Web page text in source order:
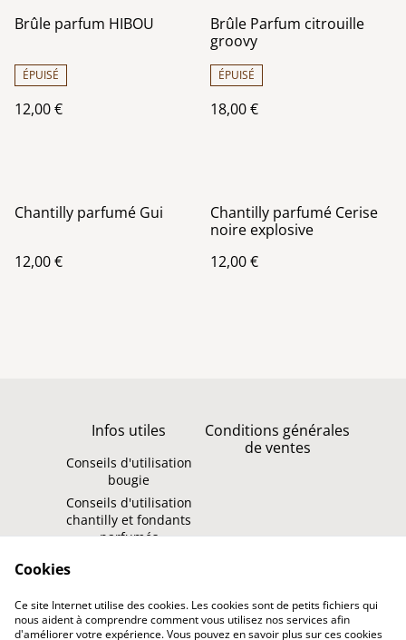
Brûle parfum HIBOU
ÉPUISÉ
12,00 €
Brûle Parfum citrouille
groovy
ÉPUISÉ
18,00 €
Chantilly parfumé Gui
12,00 €
Chantilly parfumé Cerise
noire explosive
12,00 €
Infos utiles
Conseils d'utilisation
bougie
Conseils d'utilisation
chantilly et fondants
parfumés
Conditions générales
de ventes
Politique de cookies
Cookies
Ce site Internet utilise des cookies. Les cookies sont de petits fichiers qui
nous aident à comprendre comment vous utilisez nos services afin
d'améliorer votre expérience. Vous pouvez en savoir plus sur ces cookies